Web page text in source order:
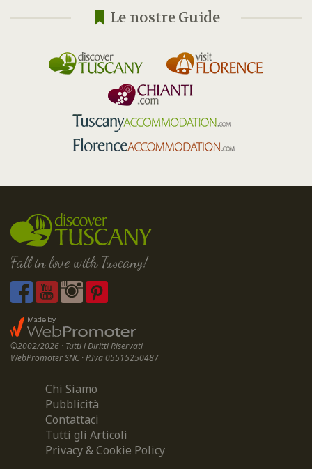
Le nostre Guide
Fall in love with Tuscany!
©2002/2026 · Tutti i Diritti Riservati
WebPromoter SNC · P.Iva 05515250487
Chi Siamo
Pubblicità
Contattaci
Tutti gli Articoli
Privacy & Cookie Policy